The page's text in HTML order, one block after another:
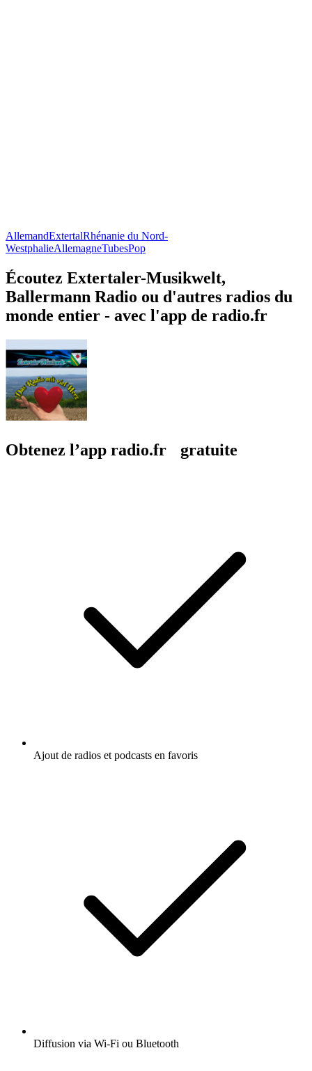
AllemandExtertalRhénanie du Nord-
WestphalieAllemagneTubesPop
Écoutez Extertaler-Musikwelt,
Ballermann Radio ou d'autres radios du
monde entier - avec l'app de radio.fr
Obtenez l’app radio.fr gratuite
Ajout de radios et podcasts en favoris
Diffusion via Wi-Fi ou Bluetooth